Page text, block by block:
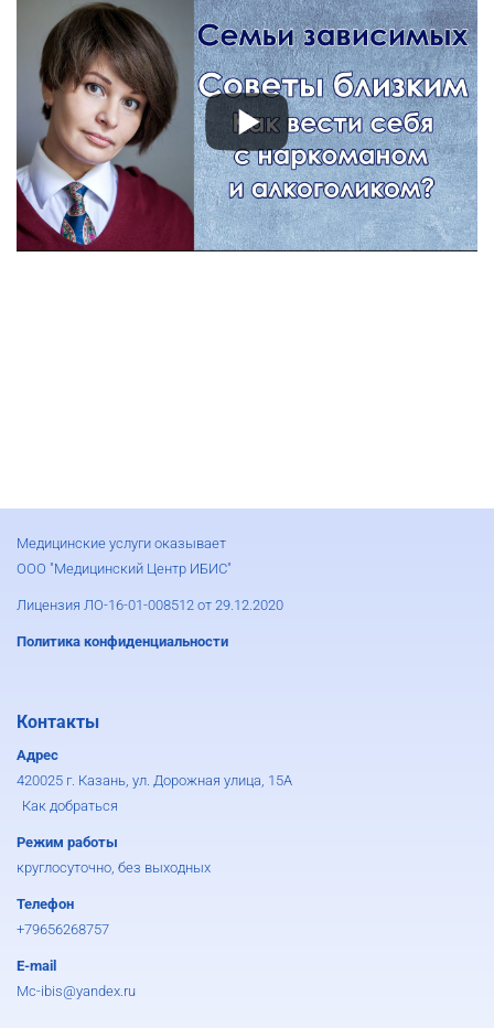
Медицинские услуги оказывает
ООО "Медицинский Центр ИБИС"
Лицензия ЛО-16-01-008512 от 29.12.2020
Политика конфиденциальности
Контакты
Адрес
420025 г. Казань, ул. Дорожная улица, 15А
Как добраться
Режим работы
круглосуточно, без выходных
Телефон
+79656268757
E-mail
Mc-ibis@yandex.ru